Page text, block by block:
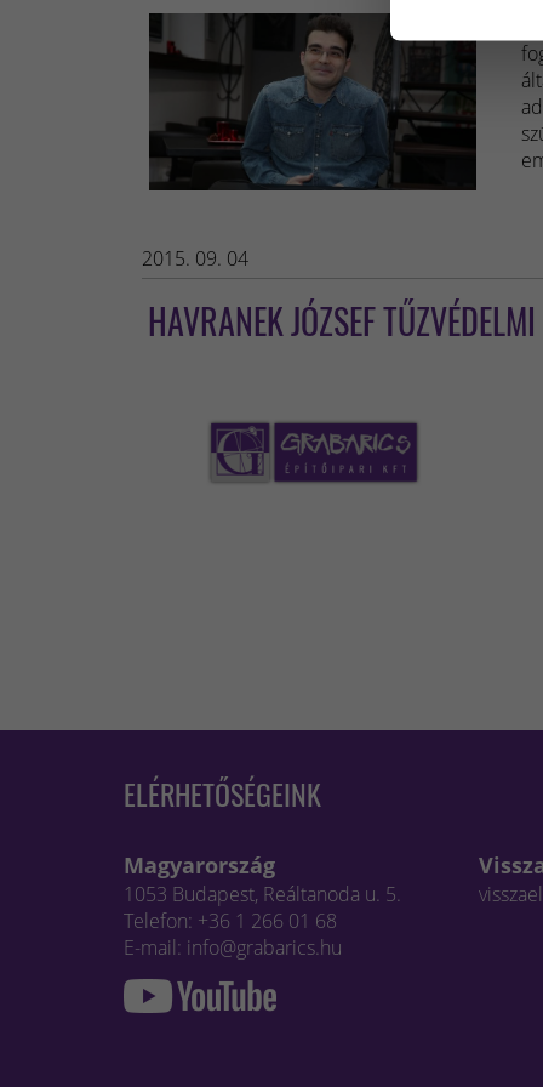
2015. 09. 04
HAVRANEK JÓZSEF
ELÉRHETŐSÉGEINK
Magyarország
1053 Budapest, Reáltanoda u. 5.
Telefon: +36 1 266 01 68
E-mail: info@grabarics.hu